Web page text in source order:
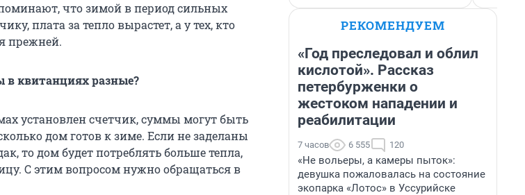
что зимой в период сильных
плата за тепло вырастет, а у тех, кто
прежней.
квитанциях разные?
установлен счетчик, суммы могут быть
дом готов к зиме. Если не заделаны
то дом будет потреблять больше тепла,
С этим вопросом нужно обращаться в
РЕКОМЕНДУЕМ
«Год преследовал и облил
кислотой». Рассказ
петербурженки о
жестоком нападении и
реабилитации
7 часов 6 555 120
«Не вольеры, а камеры пыток»:
девушка пожаловалась на состояние
экопарка «Лотос» в Уссурийске